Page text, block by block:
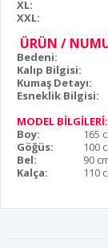
XL:
XXL:
ÜRÜN /
Bedeni:
Kalıp Bilgisi:
Kumaş Detayı:
Esneklik Bilgisi:
MODEL BİLGİLERİ:
Boy:
165
Göğüs:
100
Bel:
90
Kalça:
110